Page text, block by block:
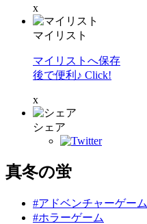
x
マイリスト
マイリストへ保存
後で便利♪ Click!
x
シェア
真冬の蛍
#アドベンチャーゲーム
#ホラーゲーム